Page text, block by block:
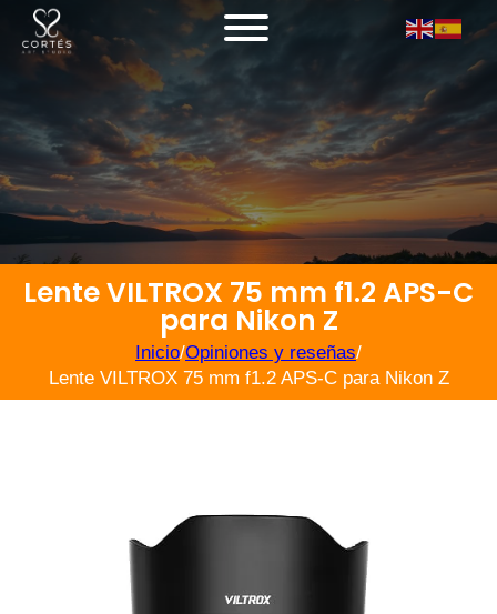
Lente VILTROX 75 mm f1.2 APS-C
para Nikon Z
Inicio/Opiniones y reseñas/
Lente VILTROX 75 mm f1.2 APS-C para Nikon Z